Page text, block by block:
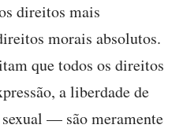
direitos mais
morais absolutos.
que todos os direitos
a liberdade de
— são meramente